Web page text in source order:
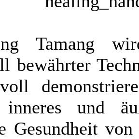
Tamang
bewährter
inneres und
Gesundheit